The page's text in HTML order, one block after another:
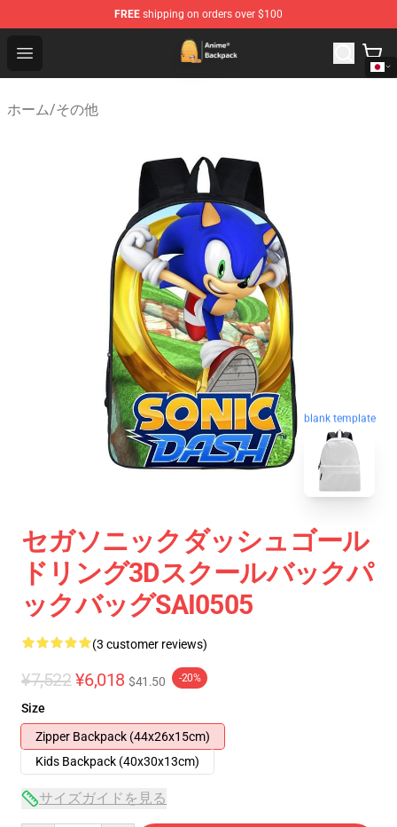
FREE shipping on orders over $100
Open menu
Anime Backpack Shop - Official Anime Backpack Store
ホーム/その他
blank template
セガソニックダッシュゴール
ドリング3Dスクールバックパ
ックバッグSAI0505
(3 customer reviews)
¥7,522 ¥6,018 $41.50 -20%
Size
Zipper Backpack (44x26x15cm)
Kids Backpack (40x30x13cm)
サイズガイドを見る